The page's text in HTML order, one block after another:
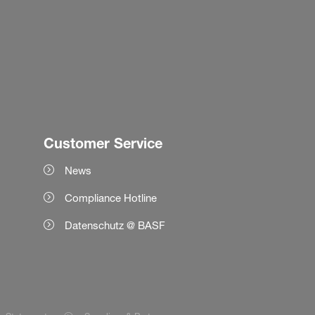
Customer Service
News
Compliance Hotline
Datenschutz @ BASF